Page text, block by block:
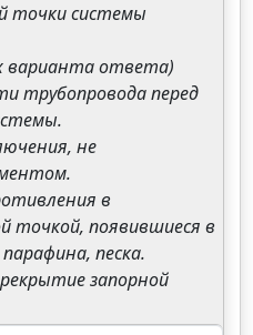
точки системы
варианта ответа)
трубопровода перед
не
в
точкой, появившиеся в
песка.
запорной